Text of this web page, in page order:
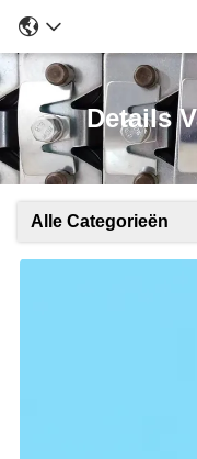
Details
Alle Categorieën